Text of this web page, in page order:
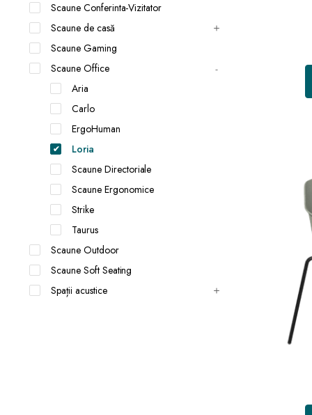
Scaune Conferinta-Vizitator
Scaune de casă
Scaune Gaming
Scaune Office
Aria
Carlo
ErgoHuman
Loria
Scaune Directoriale
Scaune Ergonomice
Strike
Taurus
Scaune Outdoor
Scaune Soft Seating
Spații acustice